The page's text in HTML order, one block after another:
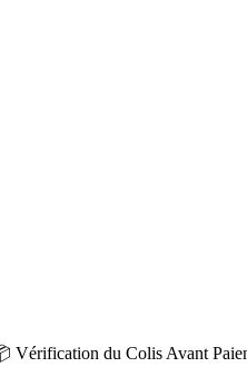
Vérification du Colis Avant